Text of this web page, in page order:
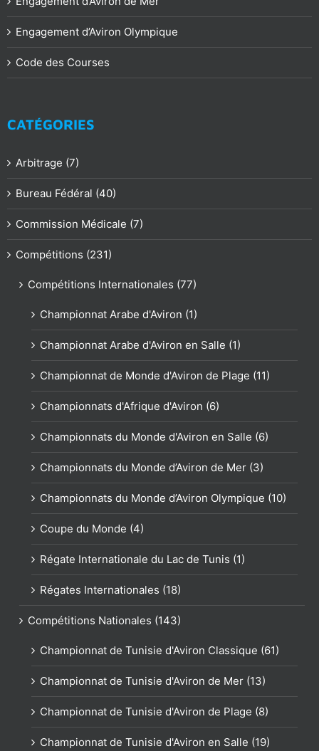
Engagement d’Aviron Olympique
Code des Courses
CATÉGORIES
Arbitrage (7)
Bureau Fédéral (40)
Commission Médicale (7)
Compétitions (231)
Compétitions Internationales (77)
Championnat Arabe d'Aviron (1)
Championnat Arabe d'Aviron en Salle (1)
Championnat de Monde d'Aviron de Plage (11)
Championnats d'Afrique d'Aviron (6)
Championnats du Monde d'Aviron en Salle (6)
Championnats du Monde d’Aviron de Mer (3)
Championnats du Monde d’Aviron Olympique (10)
Coupe du Monde (4)
Régate Internationale du Lac de Tunis (1)
Régates Internationales (18)
Compétitions Nationales (143)
Championnat de Tunisie d'Aviron Classique (61)
Championnat de Tunisie d'Aviron de Mer (13)
Championnat de Tunisie d'Aviron de Plage (8)
Championnat de Tunisie d'Aviron en Salle (19)